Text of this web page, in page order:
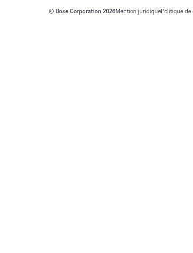
© Bose Corporation 2026Mention juridiquePolitique